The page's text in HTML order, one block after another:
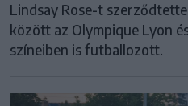
Lindsay Rose-t
között az Olympique Lyon
színeiben is futballozott.